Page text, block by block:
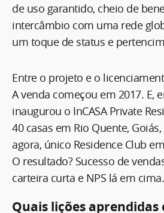
de uso garantido, cheio de
intercâmbio com uma rede
um toque de status e
Entre o projeto e o
A venda começou em 2017. E,
inaugurou o InCASA Private
40 casas em Rio Quente,
agora, único Residence Club
O resultado? Sucesso de
carteira curta e NPS lá em cima.
Quais lições